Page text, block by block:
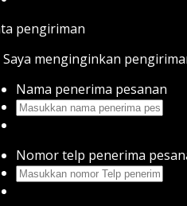
pengiriman
Saya menginginkan
Nama penerima pesanan
Nomor telp penerima